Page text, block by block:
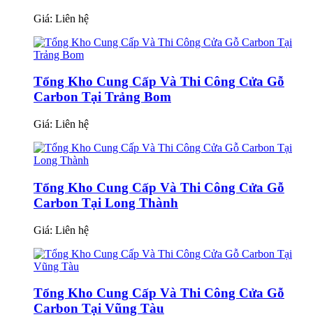
Giá: Liên hệ
Tổng Kho Cung Cấp Và Thi Công Cửa Gỗ
Carbon Tại Trảng Bom
Giá: Liên hệ
Tổng Kho Cung Cấp Và Thi Công Cửa Gỗ
Carbon Tại Long Thành
Giá: Liên hệ
Tổng Kho Cung Cấp Và Thi Công Cửa Gỗ
Carbon Tại Vũng Tàu